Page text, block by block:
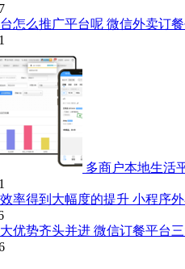
微信外卖订
多商户本地生活
小程序
微信订餐平台